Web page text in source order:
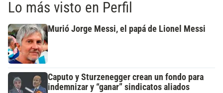
Lo más visto en Perfil
Murió Jorge Messi, el papá de Lionel Messi
Caputo y Sturzenegger crean un fondo para
indemnizar y “ganar” sindicatos aliados